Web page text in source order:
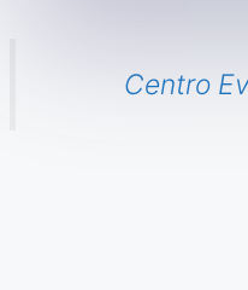
Centro